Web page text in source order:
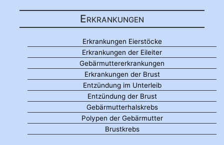
Erkrankungen
Erkrankungen Eierstöcke
Erkrankungen der Eileiter
Gebärmuttererkrankungen
Erkrankungen der Brust
Entzündung im Unterleib
Entzündung der Brust
Gebärmutterhalskrebs
Polypen der Gebärmutter
Brustkrebs